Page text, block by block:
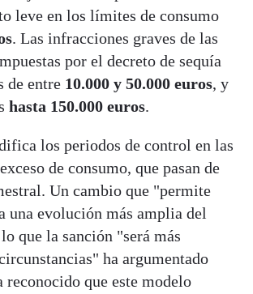
leve en los límites de consumo
. Las infracciones graves de las
por el decreto de sequía
de entre 10.000 y 50.000 euros, y
hasta 150.000 euros.
los periodos de control en las
de consumo, que pasan de
Un cambio que "permite
una evolución más amplia del
que la sanción "será más
ha argumentado
reconocido que este modelo